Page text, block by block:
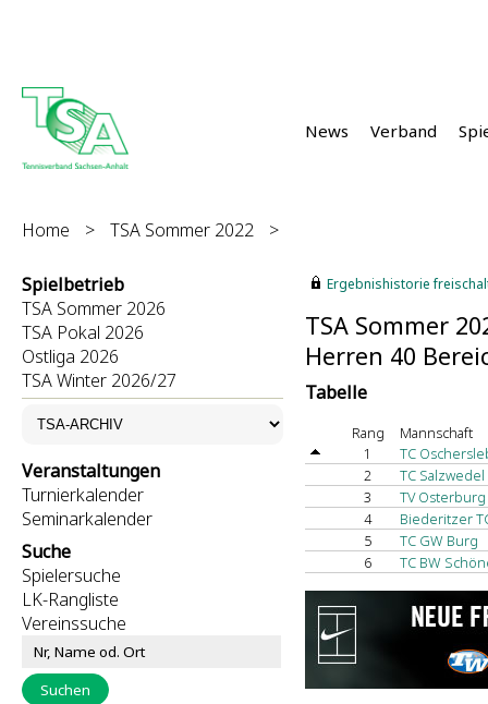
News Verband
Home > TSA Sommer 2022 >
Spielbetrieb
TSA Sommer 2026
TSA Pokal 2026
Ostliga 2026
TSA Winter 2026/27
Veranstaltungen
Turnierkalender
Seminarkalender
Suche
Spielersuche
LK-Rangliste
Vereinssuche
Ergebnishistorie
TSA Sommer
Herren 40
Tabelle
Rang
Mannschaft
1
TC
2
TC Salzwedel
3
TV Osterburg
4
Biederitzer
5
TC GW Burg
6
TC BW